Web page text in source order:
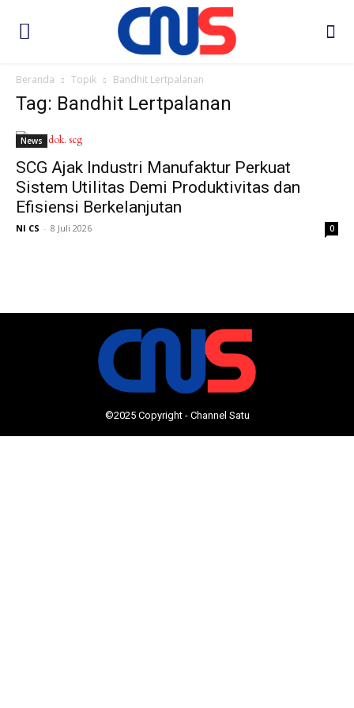
Beranda Topik Bandhit Lertpalanan
Tag: Bandhit Lertpalanan
News
SCG Ajak Industri Manufaktur Perkuat
Sistem Utilitas Demi Produktivitas dan
Efisiensi Berkelanjutan
NI CS - 8 Juli 2026 0
©2025 Copyright - Channel Satu